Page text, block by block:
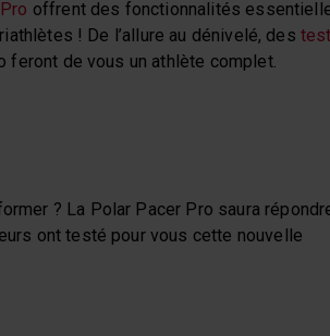
offrent des fonctionnalités
! De l’allure au dénivelé, des
feront de vous un athlète complet.
? La Polar Pacer Pro saura
ont testé pour vous cette nouvelle